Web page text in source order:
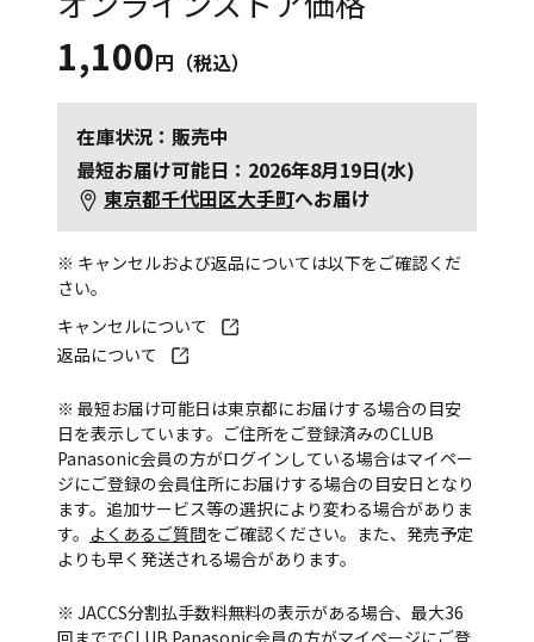
1,100円（税込）
在庫状況：販売中
最短お届け可能日：2026年8月19日(水)
東京都千代田区大手町へお届け
※ キャンセルおよび返品については以下をご確認くだ
さい。
キャンセルについて
返品について
※ 最短お届け可能日は東京都にお届けする場合の目安
日を表示しています。ご住所をご登録済みのCLUB
Panasonic会員の方がログインしている場合はマイペー
ジにご登録の会員住所にお届けする場合の目安日となり
ます。追加サービス等の選択により変わる場合がありま
す。 よくあるご質問をご確認ください。また、発売予定
よりも早く発送される場合があります。
※ JACCS分割払手数料無料の表示がある場合、最大36
回まででCLUB Panasonic会員の方がマイページにご登